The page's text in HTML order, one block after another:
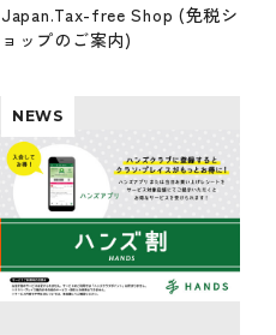
Japan.Tax-free Shop (免税シ
ョップのご案内)
NEWS